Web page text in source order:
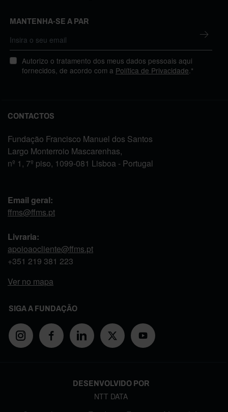
MANTENHA-SE A PAR
Autorizo o tratamento dos meus dados pessoais aqui
fornecidos, de acordo com a Política de Privacidade .*
CONTACTOS
Fundação Francisco Manuel dos Santos
Largo Monterroio Mascarenhas,
nº 1, 7º piso, 1099-081 Lisboa - Portugal
Email geral:
ffms@ffms.pt
Livraria:
apoioaocliente@ffms.pt
+351 219 381 223
Ver no mapa
SIGA A FUNDAÇÃO
DESENVOLVIDO POR
NTT DATA